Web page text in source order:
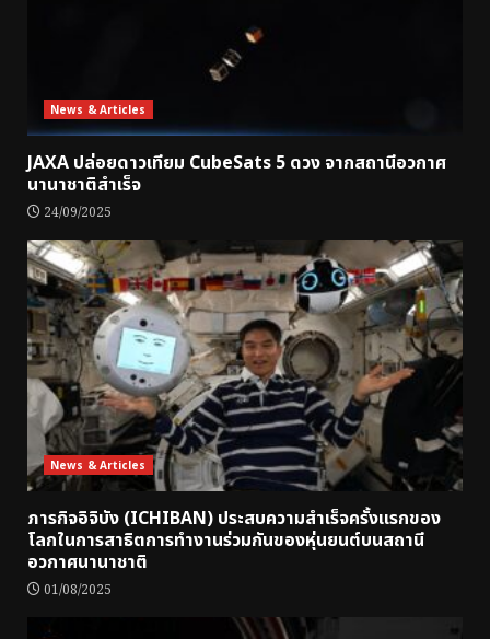
News & Articles
JAXA ปล่อยดาวเทียม CubeSats 5 ดวง จากสถานีอวกาศ
นานาชาติสำเร็จ
24/09/2025
News & Articles
ภารกิจอิจิบัง (ICHIBAN) ประสบความสำเร็จครั้งแรกของ
โลกในการสาธิตการทำงานร่วมกันของหุ่นยนต์บนสถานี
อวกาศนานาชาติ
01/08/2025